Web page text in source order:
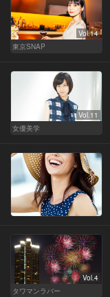
Vol.14
東京SNAP
Vol.11
女優美学
Vol.4
タワマンラバー